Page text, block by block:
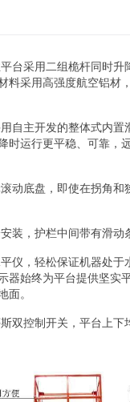
台采用二组桅杆同时升
料采用高强度航空铝材
自主开发的整体式内置
时运行更平稳、可靠，
动底盘，即使在拐角和
装，护栏中间带有滑动
仪，轻松保证机器处于
器始终为平台提供坚实
。
双控制开关，平台上下